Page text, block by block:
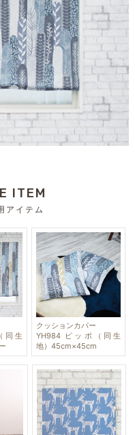
ITEM
アイテム
同生
クッションカバー
YH984 ピッポ（同生
地）45cm×45cm